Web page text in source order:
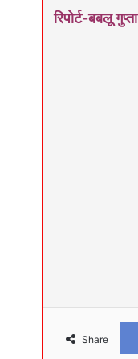
रिपोर्ट-बबलू गुप्ता
Share